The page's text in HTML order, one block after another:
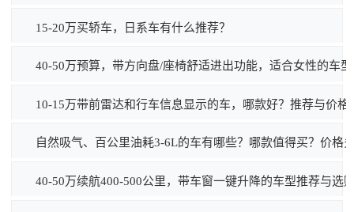
15-20万买轿车，日系车有什么推荐？
40-50万预算，带方向盘/座椅舒适进出功能，适合女性的车
10-15万带前雷达和行车信息显示的车，哪款好？推荐与价格
自然吸气、百公里油耗3-6L的车有哪些？哪款值得买？价格
40-50万续航400-500公里，带车窗一键升降的车型推荐与选